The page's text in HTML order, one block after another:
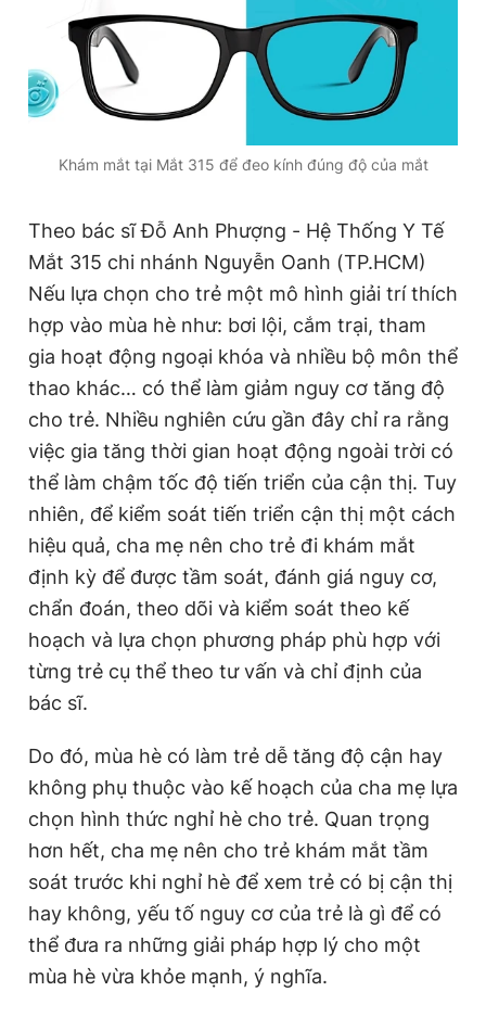
Khám mắt tại Mắt 315 để đeo kính đúng độ của mắt
Theo bác sĩ Đỗ Anh Phượng - Hệ Thống Y Tế
Mắt 315 chi nhánh Nguyễn Oanh (TP.HCM)
Nếu lựa chọn cho trẻ một mô hình giải trí thích
hợp vào mùa hè như: bơi lội, cắm trại, tham
gia hoạt động ngoại khóa và nhiều bộ môn thể
thao khác… có thể làm giảm nguy cơ tăng độ
cho trẻ. Nhiều nghiên cứu gần đây chỉ ra rằng
việc gia tăng thời gian hoạt động ngoài trời có
thể làm chậm tốc độ tiến triển của cận thị. Tuy
nhiên, để kiểm soát tiến triển cận thị một cách
hiệu quả, cha mẹ nên cho trẻ đi khám mắt
định kỳ để được tầm soát, đánh giá nguy cơ,
chẩn đoán, theo dõi và kiểm soát theo kế
hoạch và lựa chọn phương pháp phù hợp với
từng trẻ cụ thể theo tư vấn và chỉ định của
bác sĩ.
Do đó, mùa hè có làm trẻ dễ tăng độ cận hay
không phụ thuộc vào kế hoạch của cha mẹ lựa
chọn hình thức nghỉ hè cho trẻ. Quan trọng
hơn hết, cha mẹ nên cho trẻ khám mắt tầm
soát trước khi nghỉ hè để xem trẻ có bị cận thị
hay không, yếu tố nguy cơ của trẻ là gì để có
thể đưa ra những giải pháp hợp lý cho một
mùa hè vừa khỏe mạnh, ý nghĩa.